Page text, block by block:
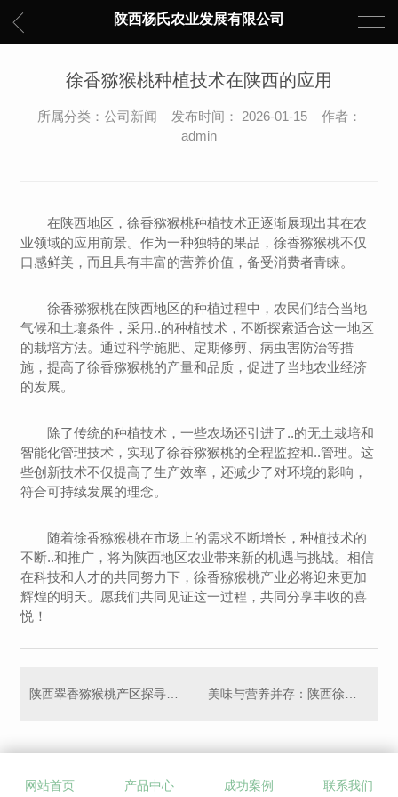
陕西杨氏农业发展有限公司
徐香猕猴桃种植技术在陕西的应用
所属分类：公司新闻 发布时间： 2026-01-15 作者：
admin
在陕西地区，徐香猕猴桃种植技术正逐渐展现出其在农
业领域的应用前景。作为一种独特的果品，徐香猕猴桃不仅
口感鲜美，而且具有丰富的营养价值，备受消费者青睐。
徐香猕猴桃在陕西地区的种植过程中，农民们结合当地
气候和土壤条件，采用..的种植技术，不断探索适合这一地区
的栽培方法。通过科学施肥、定期修剪、病虫害防治等措
施，提高了徐香猕猴桃的产量和品质，促进了当地农业经济
的发展。
除了传统的种植技术，一些农场还引进了..的无土栽培和
智能化管理技术，实现了徐香猕猴桃的全程监控和..管理。这
些创新技术不仅提高了生产效率，还减少了对环境的影响，
符合可持续发展的理念。
随着徐香猕猴桃在市场上的需求不断增长，种植技术的
不断..和推广，将为陕西地区农业带来新的机遇与挑战。相信
在科技和人才的共同努力下，徐香猕猴桃产业必将迎来更加
辉煌的明天。愿我们共同见证这一过程，共同分享丰收的喜
悦！
网站首页 产品中心 成功案例 联系我们